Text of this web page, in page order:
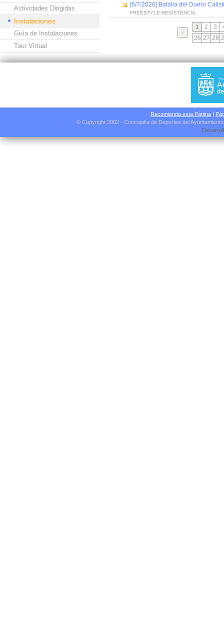
Actividades Dirigidas
Instalaciones
Guía de Instalaciones
Tour Virtual
[6/7/2026] Batalla del Duero
FREESTYLE-RESISTENCIA
1 2 3
26 27 28
Recomienda esta Página |
© Copyright 2002 - Concejalía de Deportes del